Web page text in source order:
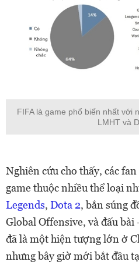
FIFA là game phổ biến nhất với
LMHT và
Nghiên cứu cho thấy, các
game thuộc nhiều thể loại
Legends, Dota 2, bắn súng
Global Offensive, và đấu bài
đã là một hiện tượng lớn ở
nhưng bây giờ mới bắt đầu